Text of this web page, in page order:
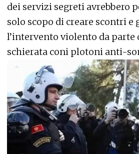
dei servizi segreti avrebbero
solo scopo di creare scontri e
l’intervento violento da parte
schierata coni plotoni anti-